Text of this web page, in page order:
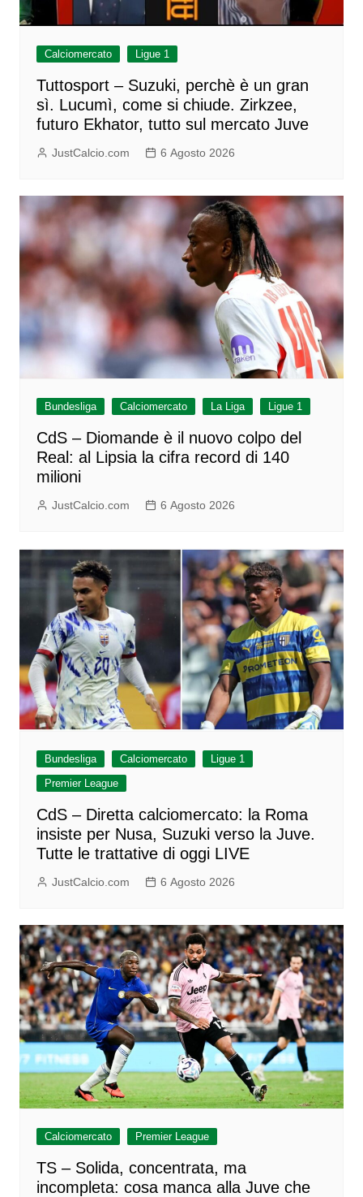
Calciomercato Ligue 1
Tuttosport – Suzuki, perchè è un gran
sì. Lucumì, come si chiude. Zirkzee,
futuro Ekhator, tutto sul mercato Juve
JustCalcio.com 6 Agosto 2026
Bundesliga Calciomercato La Liga Ligue 1
CdS – Diomande è il nuovo colpo del
Real: al Lipsia la cifra record di 140
milioni
JustCalcio.com 6 Agosto 2026
Bundesliga Calciomercato
Ligue 1
Premier League
CdS – Diretta calciomercato: la Roma
insiste per Nusa, Suzuki verso la Juve.
Tutte le trattative di oggi LIVE
JustCalcio.com 6 Agosto 2026
Calciomercato Premier League
TS – Solida, concentrata, ma
incompleta: cosa manca alla Juve che